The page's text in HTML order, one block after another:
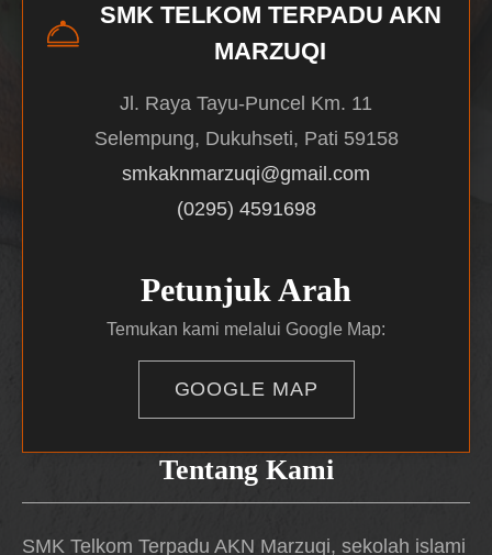
Tentang Kami
SMK Telkom Terpadu AKN Marzuqi, sekolah islami
SMK TELKOM TERPADU AKN
MARZUQI
Jl. Raya Tayu-Puncel Km. 11
Selempung, Dukuhseti, Pati 59158
smkaknmarzuqi@gmail.com
(0295) 4591698
Petunjuk Arah
Temukan kami melalui Google Map:
GOOGLE MAP